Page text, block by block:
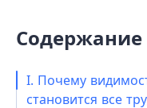
Содержание
I. Почему
становится все